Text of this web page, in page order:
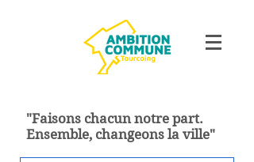
"Faisons chacun notre part.
Ensemble, changeons la ville"